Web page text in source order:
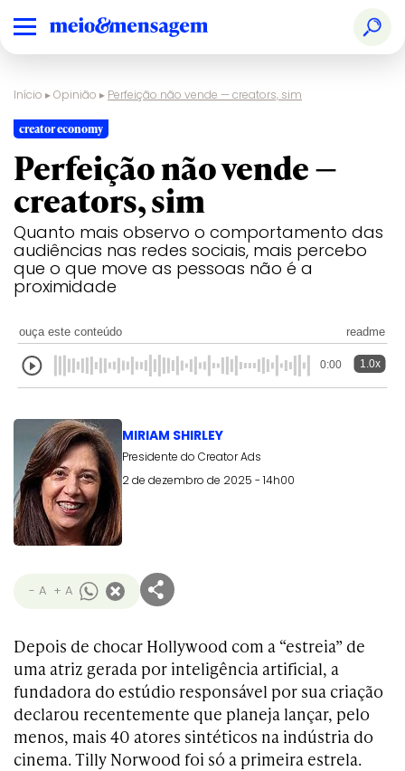
Início ▸Opinião ▸ Perfeição não vende — creators, sim
creator economy
Perfeição não vende —
creators, sim
Quanto mais observo o comportamento das
audiências nas redes sociais, mais percebo
que o que move as pessoas não é a
proximidade
ouça este conteúdo readme
0:00 1.0x
MIRIAM SHIRLEY
Presidente do Creator Ads
2 de dezembro de 2025 - 14h00
- A + A
Depois de chocar Hollywood com a “estreia” de
uma atriz gerada por inteligência artificial, a
fundadora do estúdio responsável por sua criação
declarou recentemente que planeja lançar, pelo
menos, mais 40 atores sintéticos na indústria do
cinema. Tilly Norwood foi só a primeira estrela.